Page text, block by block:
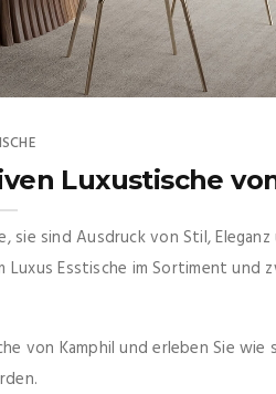
Luxustische
sie sind Ausdruck von Stil,
Esstische im Sortiment und
von Kamphil und erleben Sie wie